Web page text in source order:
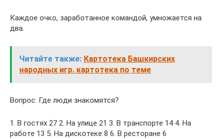
Каждое очко, заработанное командой, умножается на
два.
Читайте также: Картотека Башкирских
народных игр. картотека по теме
Вопрос: Где люди знакомятся?
1. В гостях 27 2. На улице 21 3. В транспорте 14 4. На
работе 13 5. На дискотеке 8 6. В ресторане 6